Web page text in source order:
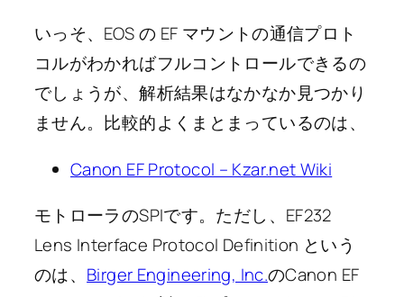
いっそ、EOS の EF マウントの通信プロト
コルがわかればフルコントロールできるの
でしょうが、解析結果はなかなか見つかり
ません。比較的よくまとまっているのは、
Canon EF Protocol – Kzar.net Wiki
モトローラのSPIです。ただし、EF232
Lens Interface Protocol Definition という
のは、 Birger Engineering, Inc.のCanon EF